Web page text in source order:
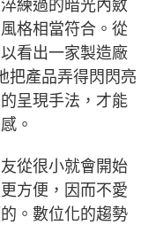
練過的暗光內斂
格相當符合。從
看出一家製造廠
把產品弄得閃閃亮
呈現手法，才能
。
從很小就會開始
方便，因而不愛
。數位化的趨勢